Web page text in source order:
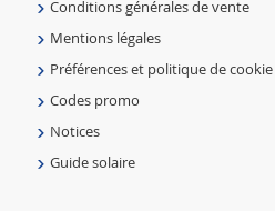
Conditions générales de vente
Mentions légales
Préférences et politique de cookie
Codes promo
Notices
Guide solaire